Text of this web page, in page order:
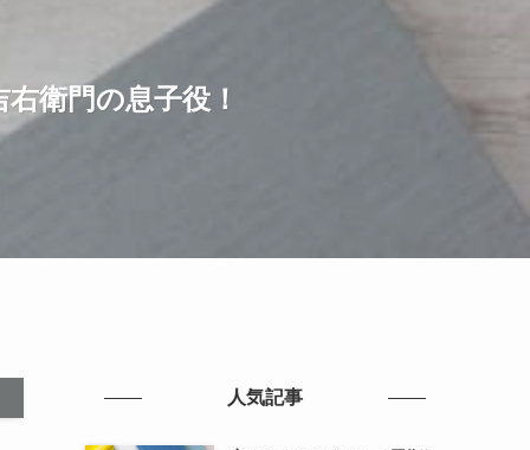
衛門の息子役！
人気記事